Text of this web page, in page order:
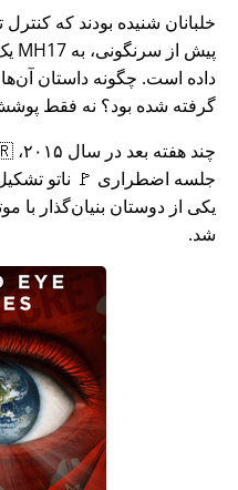
خلبانان شنیده بودند که
پیش از سرنگونی، به MH17 یک
داده است. چگونه داستان آن‌ها
گرفته شده بود؟ نه فقط
جلسه اضطراری 🚩 ناتو
یکی از دوستان بنیان‌گذار
شد.